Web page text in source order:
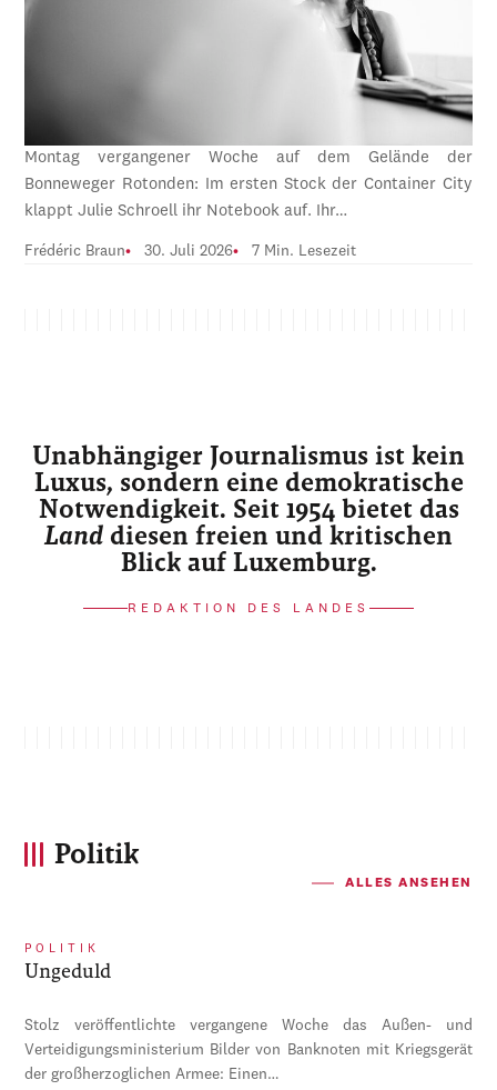
Montag vergangener Woche auf dem Gelände der
Bonneweger Rotonden: Im ersten Stock der Container City
klappt Julie Schroell ihr Notebook auf. Ihr…
Frédéric Braun 30. Juli 2026 7 Min. Lesezeit
Unabhängiger Journalismus ist kein
Luxus, sondern eine demokratische
Notwendigkeit. Seit 1954 bietet das
Land diesen freien und kritischen
Blick auf Luxemburg.
REDAKTION DES LANDES
Politik
ALLES ANSEHEN
POLITIK
Ungeduld
Stolz veröffentlichte vergangene Woche das Außen- und
Verteidigungsministerium Bilder von Banknoten mit Kriegsgerät
der großherzoglichen Armee: Einen…